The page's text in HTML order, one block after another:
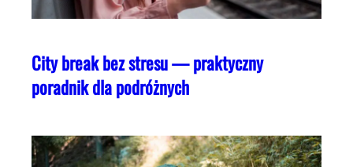
City break bez stresu — praktyczny
poradnik dla podróżnych